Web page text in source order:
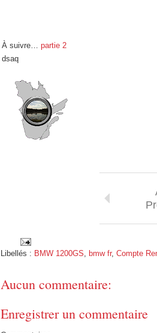
À suivre… partie 2
dsaq
Libellés : BMW 1200GS, bmw fr, Compte
Aucun commentaire:
Enregistrer un commentaire